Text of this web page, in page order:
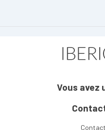
Vous avez